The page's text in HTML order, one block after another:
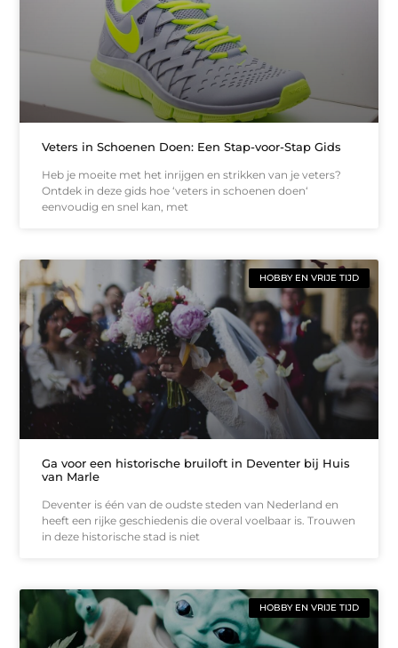
Veters in Schoenen Doen: Een Stap-voor-Stap Gids
Heb je moeite met het inrijgen en strikken van je veters?
Ontdek in deze gids hoe ‘veters in schoenen doen‘
eenvoudig en snel kan, met
HOBBY EN VRIJE TIJD
Ga voor een historische bruiloft in Deventer bij Huis
van Marle
Deventer is één van de oudste steden van Nederland en
heeft een rijke geschiedenis die overal voelbaar is. Trouwen
in deze historische stad is niet
HOBBY EN VRIJE TIJD